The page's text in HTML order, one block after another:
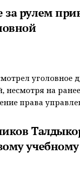
рулем
уголовное
несмотря на
права
учебному